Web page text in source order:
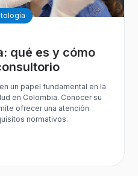
qué es y cómo
un papel fundamental en la
en Colombia. Conocer su
ofrecer una atención
normativos.